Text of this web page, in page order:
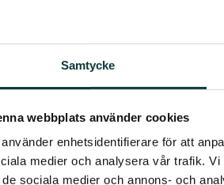
Samtycke
webbplats använder cookies
enhetsidentifierare för att
medier och analysera vår trafik.
de sociala medier och annons- och
Det allra senaste